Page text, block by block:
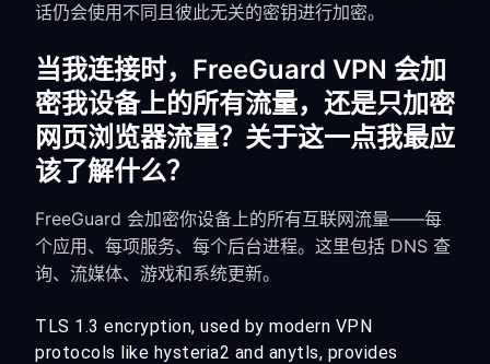
话仍会使用不同且彼此无关的密钥进行加密。
当我连接时，FreeGuard VPN 会加
密我设备上的所有流量，还是只加密
网页浏览器流量？关于这一点我最应
该了解什么？
FreeGuard 会加密你设备上的所有互联网流量——每
个应用、每项服务、每个后台进程。这里包括 DNS 查
询、流媒体、游戏和系统更新。
TLS 1.3 encryption, used by modern VPN
protocols like hysteria2 and anytls, provides